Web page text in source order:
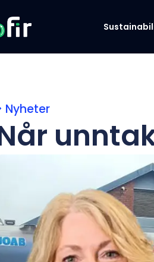
Nyheter